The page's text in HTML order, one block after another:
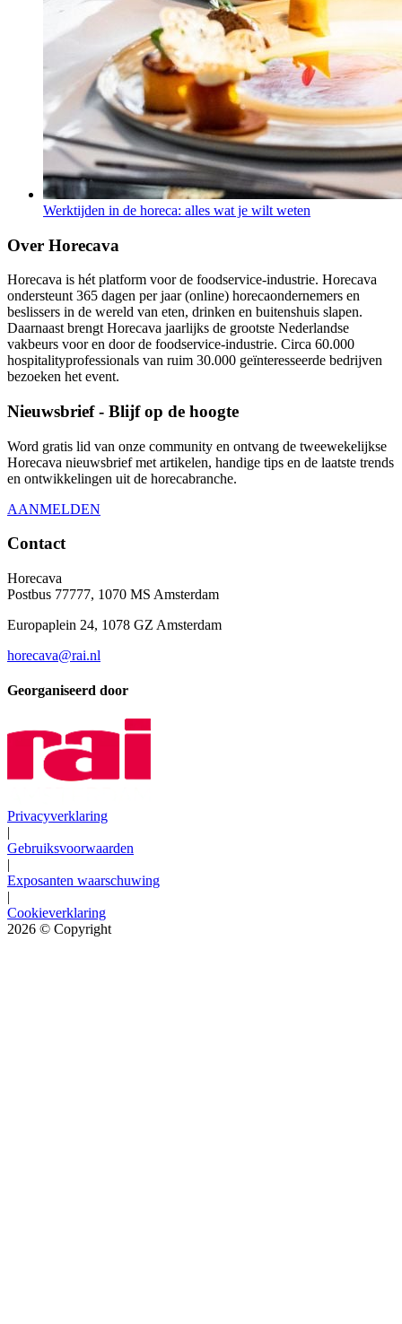
Werktijden in de horeca: alles wat je wilt weten
Over Horecava
Horecava is hét platform voor de foodservice-industrie. Horecava
ondersteunt 365 dagen per jaar (online) horecaondernemers en
beslissers in de wereld van eten, drinken en buitenshuis slapen.
Daarnaast brengt Horecava jaarlijks de grootste Nederlandse
vakbeurs voor en door de foodservice-industrie. Circa 60.000
hospitalityprofessionals van ruim 30.000 geïnteresseerde bedrijven
bezoeken het event.
Nieuwsbrief - Blijf op de hoogte
Word gratis lid van onze community en ontvang de tweewekelijkse
Horecava nieuwsbrief met artikelen, handige tips en de laatste trends
en ontwikkelingen uit de horecabranche.
AANMELDEN
Contact
Horecava
Postbus 77777, 1070 MS Amsterdam
Europaplein 24, 1078 GZ Amsterdam
horecava@rai.nl
Georganiseerd door
Privacyverklaring
|
Gebruiksvoorwaarden
|
Exposanten waarschuwing
|
Cookieverklaring
2026 © Copyright